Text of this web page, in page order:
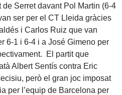
Serret davant Pol Martin (6-4
ser per el CT Lleida gràcies
i Carlos Ruiz que van
6-1 i 6-4 i a José Gimeno per
El partit que
Albert Sentís contra Eric
però el gran joc imposat
per l’equip de Barcelona per